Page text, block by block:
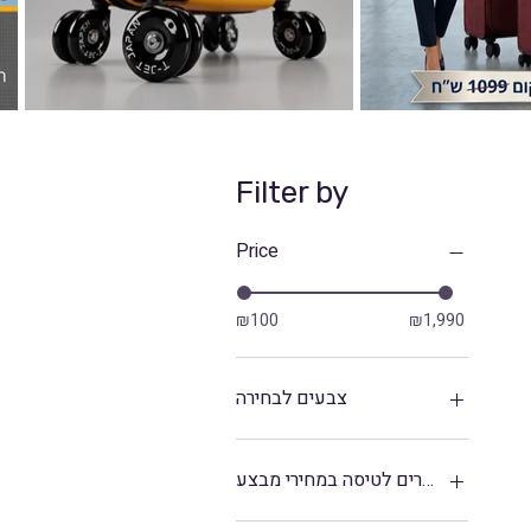
Filter by
Price
₪100 ₪1,990
צבעים לבחירה
אביזרים לטיסה במחירי מבצע